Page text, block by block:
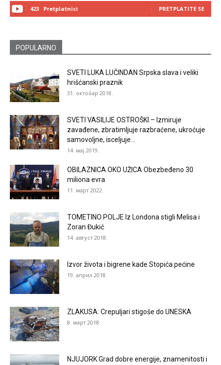
423 Pretplatnici PRETPLATITE SE
POPULARNO
SVETI LUKA LUČINDAN Srpska slava i veliki
hrišćanski praznik
31. октобар 2018.
SVETI VASILIJE OSTROŠKI – Izmiruje
zavađene, zbratimljuje razbraćene, ukroćuje
samovoljne, isceljuje...
14. мај 2019.
OBILAZNICA OKO UŽICA Obezbeđeno 30
miliona evra
11. март 2022.
TOMETINO POLJE Iz Londona stigli Melisa i
Zoran Đukić
14. август 2018.
Izvor života i bigrene kade Stopića pećine
19. април 2018.
ZLAKUSA: Crepuljari stigoše do UNESKA
8. март 2018.
NJUJORK Grad dobre energije, znamenitosti i